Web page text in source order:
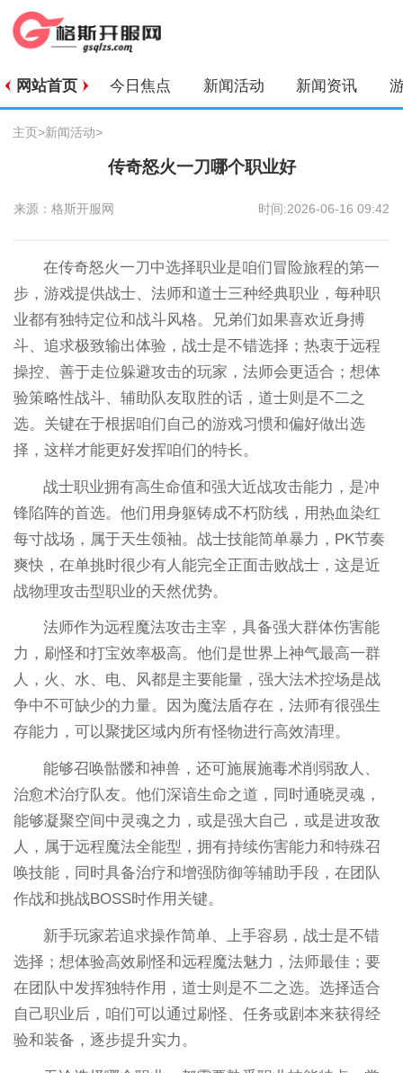
网站首页 今日焦点 新闻活动 新闻资讯
主页>新闻活动>
传奇怒火一刀哪个职业好
来源：格斯开服网 时间:2026-06-16 09:42
在传奇怒火一刀中选择职业是咱们冒险旅程的第一
步，游戏提供战士、法师和道士三种经典职业，每种职
业都有独特定位和战斗风格。兄弟们如果喜欢近身搏
斗、追求极致输出体验，战士是不错选择；热衷于远程
操控、善于走位躲避攻击的玩家，法师会更适合；想体
验策略性战斗、辅助队友取胜的话，道士则是不二之
选。关键在于根据咱们自己的游戏习惯和偏好做出选
择，这样才能更好发挥咱们的特长。
战士职业拥有高生命值和强大近战攻击能力，是冲
锋陷阵的首选。他们用身躯铸成不朽防线，用热血染红
每寸战场，属于天生领袖。战士技能简单暴力，PK节奏
爽快，在单挑时很少有人能完全正面击败战士，这是近
战物理攻击型职业的天然优势。
法师作为远程魔法攻击主宰，具备强大群体伤害能
力，刷怪和打宝效率极高。他们是世界上神气最高一群
人，火、水、电、风都是主要能量，强大法术控场是战
争中不可缺少的力量。因为魔法盾存在，法师有很强生
存能力，可以聚拢区域内所有怪物进行高效清理。
能够召唤骷髅和神兽，还可施展施毒术削弱敌人、
治愈术治疗队友。他们深谙生命之道，同时通晓灵魂，
能够凝聚空间中灵魂之力，或是强大自己，或是进攻敌
人，属于远程魔法全能型，拥有持续伤害能力和特殊召
唤技能，同时具备治疗和增强防御等辅助手段，在团队
作战和挑战BOSS时作用关键。
新手玩家若追求操作简单、上手容易，战士是不错
选择；想体验高效刷怪和远程魔法魅力，法师最佳；要
在团队中发挥独特作用，道士则是不二之选。选择适合
自己职业后，咱们可以通过刷怪、任务或剧本来获得经
验和装备，逐步提升实力。